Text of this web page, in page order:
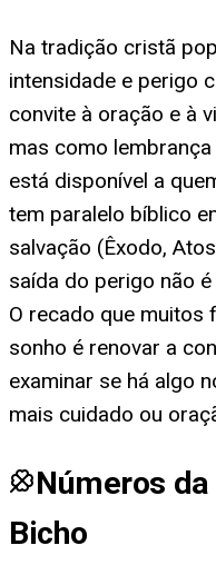
Na tradição cristã
intensidade e perigo
convite à oração e à
mas como
está disponível a
tem paralelo bíblico
salvação (Êxodo,
saída do perigo não
O recado que muitos
sonho é renovar a
examinar se há algo
mais cuidado ou
Números
Bicho